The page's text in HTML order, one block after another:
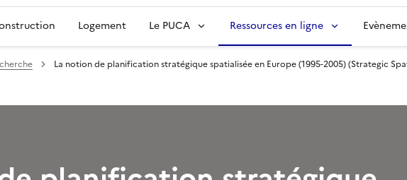
Logement Le PUCA Ressources en ligne
La notion de planification stratégique spatialisée en Europe (1995-2005) (Strategic